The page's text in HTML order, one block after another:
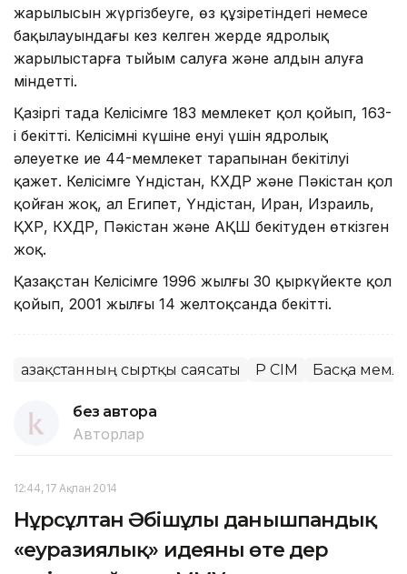
жарылысын жүргізбеуге, өз құзіретіндегі немесе
бақылауындағы кез келген жерде ядролық
жарылыстарға тыйым салуға және алдын алуға
міндетті.
Қазіргі таңда Келісімге 183 мемлекет қол қойып, 163-
і бекітті. Келісімнің күшіне енуі үшін ядролық
әлеуетке ие 44-мемлекет тарапынан бекітілуі
қажет. Келісімге Үндістан, КХДР және Пәкістан қол
қойған жоқ, ал Египет, Үндістан, Иран, Израиль,
ҚХР, КХДР, Пәкістан және АҚШ бекітуден өткізген
жоқ.
Қазақстан Келісімге 1996 жылғы 30 қыркүйекте қол
қойып, 2001 жылғы 14 желтоқсанда бекітті.
Қазақстанның сыртқы саясаты ҚР СІМ Басқа
без автора
Авторлар
12:44, 17 Ақпан 2014
Нұрсұлтан Әбішұлы данышпандық
«еуразиялық» идеяны өте дер